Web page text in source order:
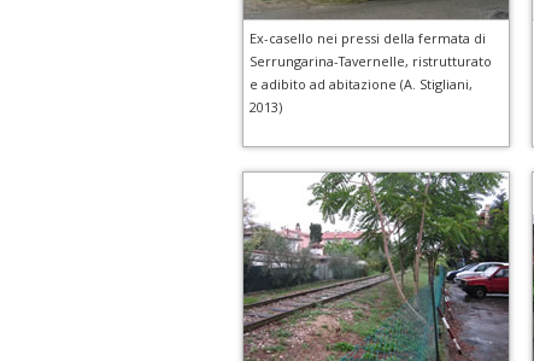
Ex-casello nei pressi della fermata di
Serrungarina-Tavernelle, ristrutturato
e adibito ad abitazione (A. Stigliani,
2013)